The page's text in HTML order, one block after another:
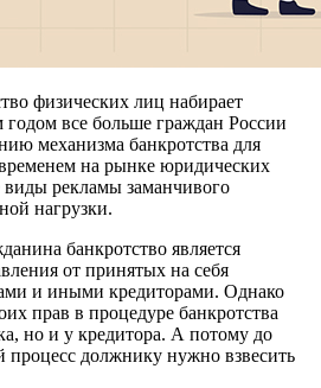
физических лиц набирает
все больше граждан России
механизма банкротства для
на рынке юридических
рекламы заманчивого
нагрузки.
банкротство является
от принятых на себя
и иными кредиторами. Однако
прав в процедуре банкротства
но и у кредитора. А потому до
процесс должнику нужно взвесить